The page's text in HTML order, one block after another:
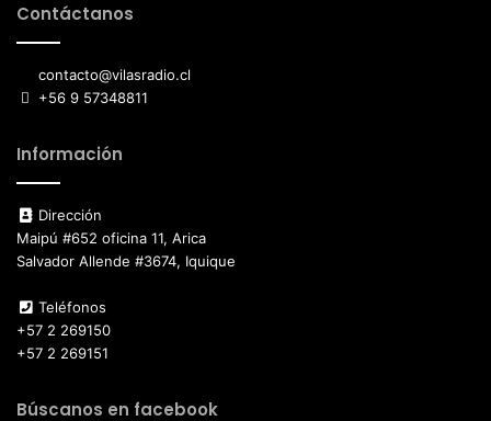
Contáctanos
contacto@vilasradio.cl
+56 9 57348811
Información
Dirección
Maipú #652 oficina 11, Arica
Salvador Allende #3674, Iquique
Teléfonos
+57 2 269150
+57 2 269151
Búscanos en facebook